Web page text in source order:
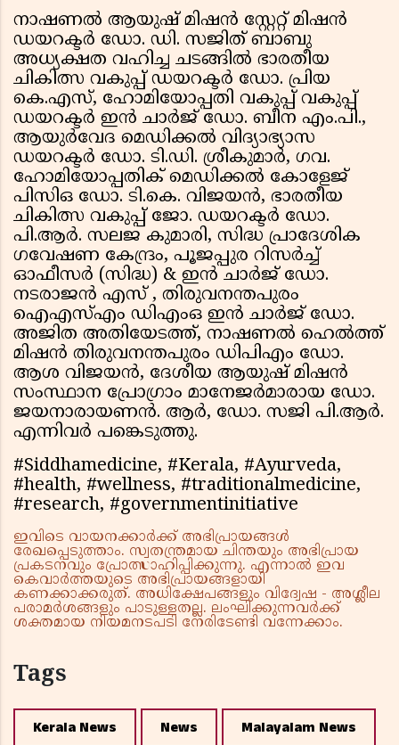
നാഷണല്‍ ആയുഷ് മിഷന്‍ സ്റ്റേറ്റ് മിഷന്‍
ഡയറക്ടര്‍ ഡോ. ഡി. സജിത് ബാബു
അധ്യക്ഷത വഹിച്ച ചടങ്ങില്‍ ഭാരതീയ
ചികിത്സ വകുപ്പ് ഡയറക്ടര്‍ ഡോ. പ്രിയ
കെ.എസ്, ഹോമിയോപ്പതി വകുപ്പ് വകുപ്പ്
ഡയറക്ടര്‍ ഇന്‍ ചാര്‍ജ് ഡോ. ബീന എം.പി.,
ആയുര്‍വേദ മെഡിക്കല്‍ വിദ്യാഭ്യാസ
ഡയറക്ടര്‍ ഡോ. ടി.ഡി. ശ്രീകുമാര്‍, ഗവ.
ഹോമിയോപ്പതിക് മെഡിക്കല്‍ കോളേജ്
പിസിഒ ഡോ. ടി.കെ. വിജയന്‍, ഭാരതീയ
ചികിത്സ വകുപ്പ് ജോ. ഡയറക്ടര്‍ ഡോ.
പി.ആര്‍. സലജ കുമാരി, സിദ്ധ പ്രാദേശിക
ഗവേഷണ കേന്ദ്രം, പൂജപ്പുര റിസര്‍ച്ച്
ഓഫീസര്‍ (സിദ്ധ) & ഇന്‍ ചാര്‍ജ് ഡോ.
നടരാജന്‍ എസ് , തിരുവനന്തപുരം
ഐഎസ്എം ഡിഎംഒ ഇന്‍ ചാര്‍ജ് ഡോ.
അജിത അതിയേടത്ത്, നാഷണല്‍ ഹെല്‍ത്ത്
മിഷന്‍ തിരുവനന്തപുരം ഡിപിഎം ഡോ.
ആശ വിജയന്‍, ദേശീയ ആയുഷ് മിഷന്‍
സംസ്ഥാന പ്രോഗ്രാം മാനേജര്‍മാരായ ഡോ.
ജയനാരായണന്‍. ആര്‍, ഡോ. സജി പി.ആര്‍.
എന്നിവര്‍ പങ്കെടുത്തു.
#Siddhamedicine, #Kerala, #Ayurveda,
#health, #wellness, #traditionalmedicine,
#research, #governmentinitiative
ഇവിടെ വായനക്കാർക്ക് അഭിപ്രായങ്ങൾ
രേഖപ്പെടുത്താം. സ്വതന്ത്രമായ ചിന്തയും അഭിപ്രായ
പ്രകടനവും പ്രോത്സാഹിപ്പിക്കുന്നു. എന്നാൽ ഇവ
കെവാർത്തയുടെ അഭിപ്രായങ്ങളായി
കണക്കാക്കരുത്. അധിക്ഷേപങ്ങളും വിദ്വേഷ - അശ്ലീല
പരാമർശങ്ങളും പാടുള്ളതല്ല. ലംഘിക്കുന്നവർക്ക്
ശക്തമായ നിയമനടപടി നേരിടേണ്ടി വന്നേക്കാം.
Tags
Kerala News News Malayalam News